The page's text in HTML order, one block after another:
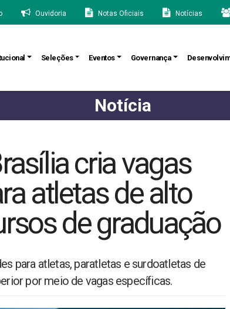
Ouvidoria Notas Oficiais Notícias
Seleções Eventos Governança
Notícia
cria vagas
atletas de alto
de graduação
para atletas, paratletas e surdoatletas de
por meio de vagas específicas.